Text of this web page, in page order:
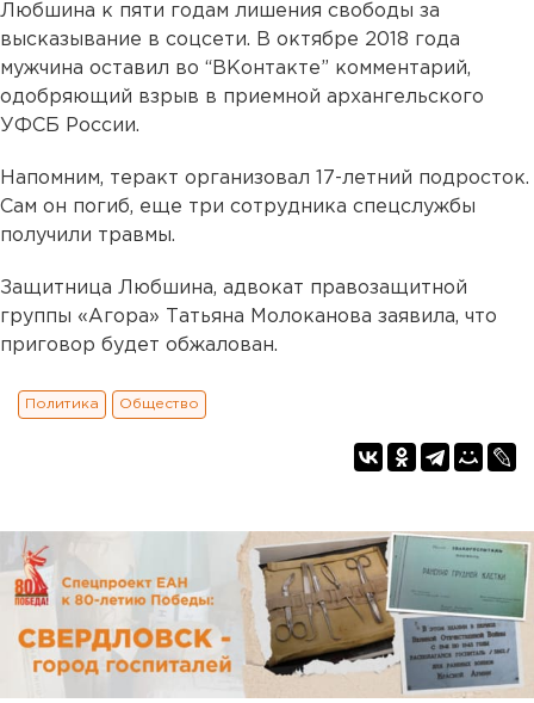
Любшина к пяти годам лишения свободы за
высказывание в соцсети. В октябре 2018 года
мужчина оставил во “ВКонтакте” комментарий,
одобряющий взрыв в приемной архангельского
УФСБ России.
Напомним, теракт организовал 17-летний подросток.
Сам он погиб, еще три сотрудника спецслужбы
получили травмы.
Защитница Любшина, адвокат правозащитной
группы «Агора» Татьяна Молоканова заявила, что
приговор будет обжалован.
Политика Общество